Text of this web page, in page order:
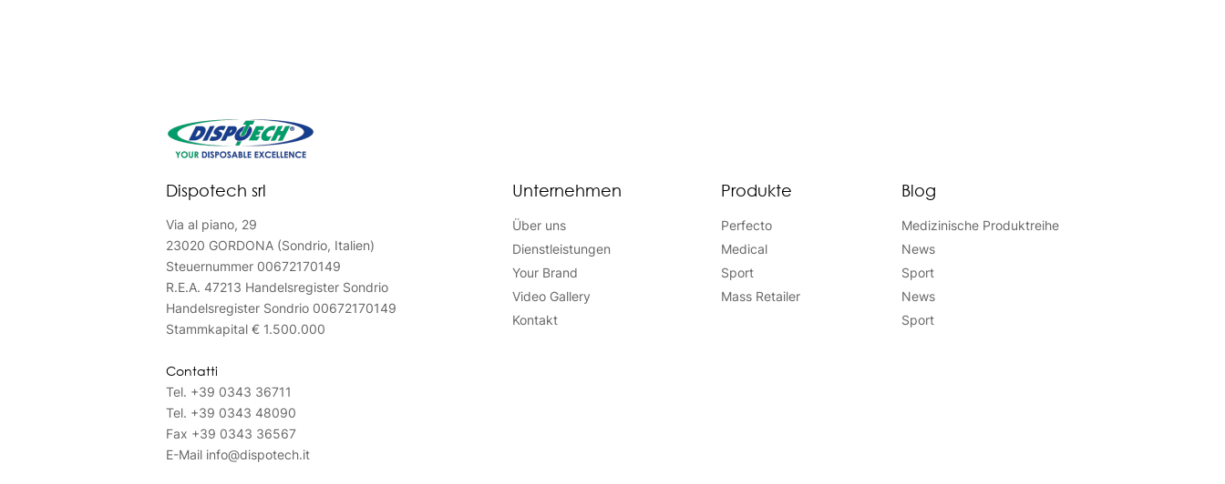
Dispotech srl
Via al piano, 29
23020 GORDONA (Sondrio, Italien)
Steuernummer 00672170149
R.E.A. 47213 Handelsregister Sondrio
Handelsregister Sondrio 00672170149
Stammkapital € 1.500.000
Contatti
Tel. +39 0343 36711
Tel. +39 0343 48090
Fax +39 0343 36567
E-Mail info@dispotech.it
Unternehmen
Über uns
Dienstleistungen
Your Brand
Video Gallery
Kontakt
Produkte
Perfecto
Medical
Sport
Mass Retailer
Blog
Medizinische Produktreihe
News
Sport
News
Sport